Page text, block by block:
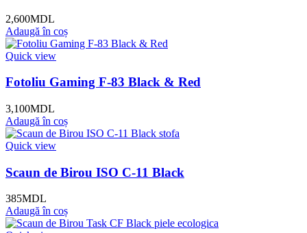
2,600MDL
Adaugă în coș
Quick view
Fotoliu Gaming F-83 Black & Red
3,100MDL
Adaugă în coș
Quick view
Scaun de Birou ISO C-11 Black
385MDL
Adaugă în coș